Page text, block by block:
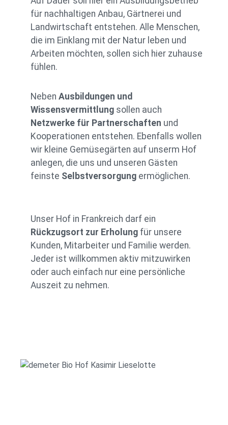
für nachhaltigen Anbau, Gärtnerei und
Landwirtschaft entstehen. Alle Menschen,
die im Einklang mit der Natur leben und
Arbeiten möchten, sollen sich hier zuhause
fühlen.
Neben Ausbildungen und
Wissensvermittlung sollen auch
Netzwerke für Partnerschaften und
Kooperationen entstehen. Ebenfalls wollen
wir kleine Gemüsegärten auf unserm Hof
anlegen, die uns und unseren Gästen
feinste Selbstversorgung ermöglichen.
Unser Hof in Frankreich darf ein
Rückzugsort zur Erholung für unsere
Kunden, Mitarbeiter und Familie werden.
Jeder ist willkommen aktiv mitzuwirken
oder auch einfach nur eine persönliche
Auszeit zu nehmen.